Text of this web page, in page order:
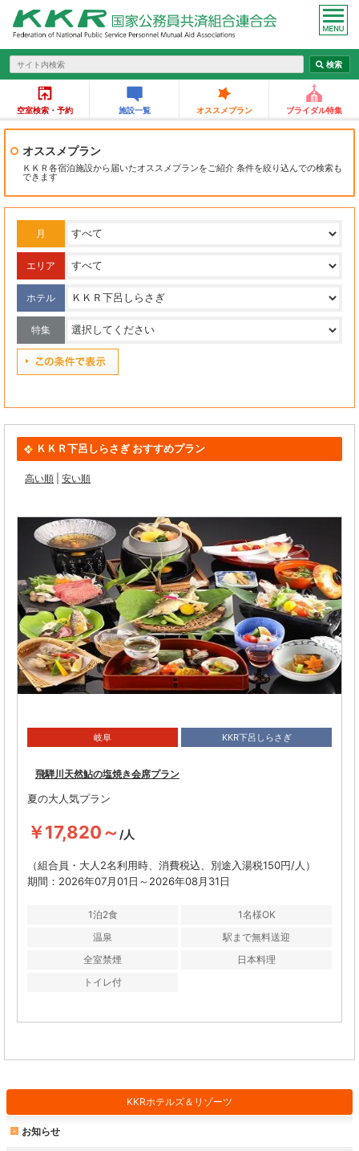
空室検索・予約 施設一覧 オススメプラン ブライダル特集
KKRホテルズ＆リゾーツ
お知らせ
オススメプラン
ＫＫＲ各宿泊施設から届いたオススメプランをご紹介 条件を絞り込んでの検索も
できます
月
エリア
ホテル
特集
ＫＫＲ下呂しらさぎ おすすめプラン
高い順 安い順
岐阜 KKR下呂しらさぎ
飛騨川天然鮎の塩焼き会席プラン
夏の大人気プラン
￥17,820～ /人
（組合員・大人2名利用時、消費税込、別途入湯税150円/人）
期間：2026年07月01日～2026年08月31日
1泊2食 1名様OK
温泉 駅まで無料送迎
全室禁煙 日本料理
トイレ付